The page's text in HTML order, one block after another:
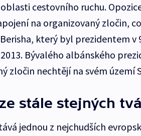
cestovního ruchu.
na organizovaný zločin,
který byl prezidentem v
Bývalého albánského
zločin nechtějí na svém území
stále stejných
jednou z nejchudších